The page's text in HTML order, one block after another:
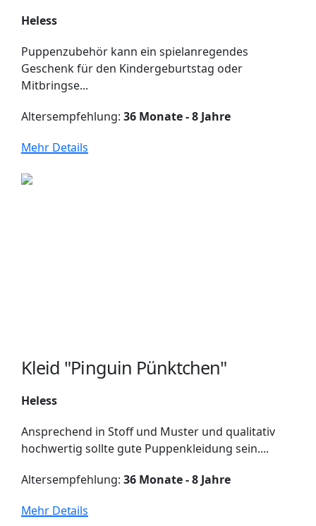
Heless
Puppenzubehör kann ein spielanregendes
Geschenk für den Kindergeburtstag oder
Mitbringse...
Altersempfehlung: 36 Monate - 8 Jahre
Mehr Details
Kleid "Pinguin Pünktchen"
Heless
Ansprechend in Stoff und Muster und qualitativ
hochwertig sollte gute Puppenkleidung sein....
Altersempfehlung: 36 Monate - 8 Jahre
Mehr Details